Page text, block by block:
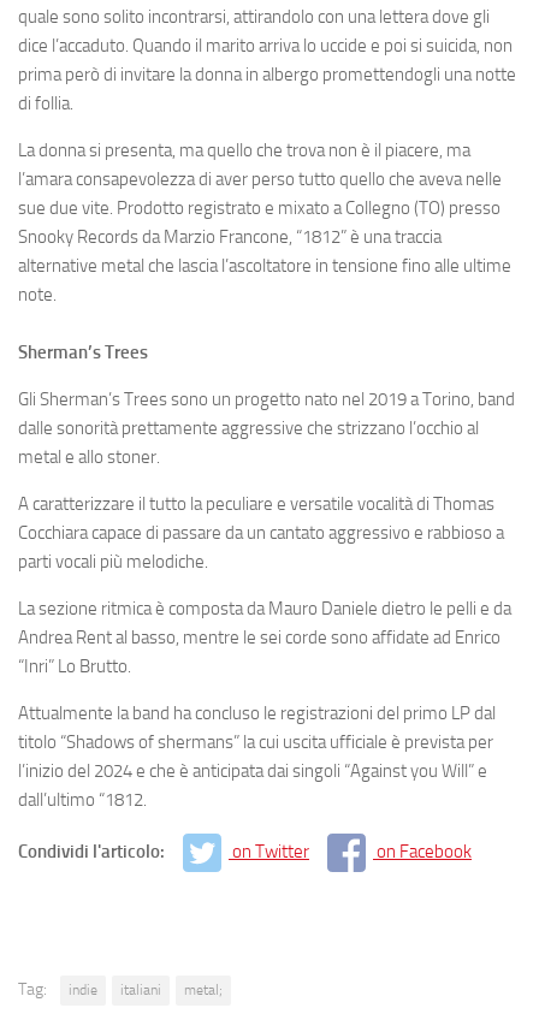
quale sono solito incontrarsi, attirandolo con una lettera dove gli
dice l’accaduto. Quando il marito arriva lo uccide e poi si suicida, non
prima però di invitare la donna in albergo promettendogli una notte
di follia.
La donna si presenta, ma quello che trova non è il piacere, ma
l’amara consapevolezza di aver perso tutto quello che aveva nelle
sue due vite. Prodotto registrato e mixato a Collegno (TO) presso
Snooky Records da Marzio Francone, “1812” è una traccia
alternative metal che lascia l’ascoltatore in tensione fino alle ultime
note.
Sherman’s Trees
Gli Sherman’s Trees sono un progetto nato nel 2019 a Torino, band
dalle sonorità prettamente aggressive che strizzano l’occhio al
metal e allo stoner.
A caratterizzare il tutto la peculiare e versatile vocalità di Thomas
Cocchiara capace di passare da un cantato aggressivo e rabbioso a
parti vocali più melodiche.
La sezione ritmica è composta da Mauro Daniele dietro le pelli e da
Andrea Rent al basso, mentre le sei corde sono affidate ad Enrico
“Inri” Lo Brutto.
Attualmente la band ha concluso le registrazioni del primo LP dal
titolo “Shadows of shermans” la cui uscita ufficiale è prevista per
l’inizio del 2024 e che è anticipata dai singoli “Against you Will” e
dall’ultimo “1812.
Condividi l'articolo: on Twitter on Facebook
Tag: indie italiani metal;